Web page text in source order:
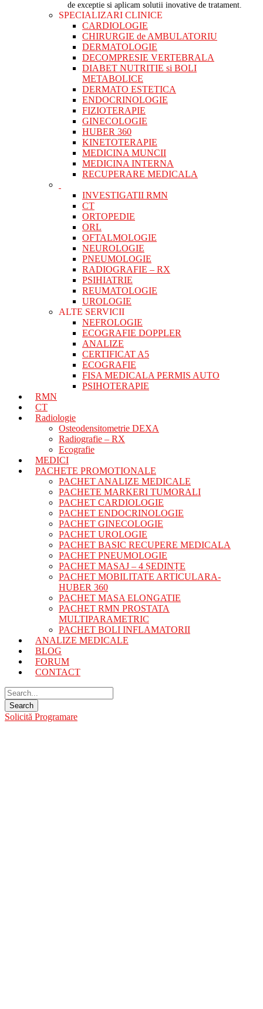
de exceptie si aplicam solutii inovative de tratament.
SPECIALIZARI CLINICE
CARDIOLOGIE
CHIRURGIE de AMBULATORIU
DERMATOLOGIE
DECOMPRESIE VERTEBRALA
DIABET NUTRITIE si BOLI
METABOLICE
DERMATO ESTETICA
ENDOCRINOLOGIE
FIZIOTERAPIE
GINECOLOGIE
HUBER 360
KINETOTERAPIE
MEDICINA MUNCII
MEDICINA INTERNA
RECUPERARE MEDICALA
INVESTIGATII RMN
CT
ORTOPEDIE
ORL
OFTALMOLOGIE
NEUROLOGIE
PNEUMOLOGIE
RADIOGRAFIE – RX
PSIHIATRIE
REUMATOLOGIE
UROLOGIE
ALTE SERVICII
NEFROLOGIE
ECOGRAFIE DOPPLER
ANALIZE
CERTIFICAT A5
ECOGRAFIE
FISA MEDICALA PERMIS AUTO
PSIHOTERAPIE
RMN
CT
Radiologie
Osteodensitometrie DEXA
Radiografie – RX
Ecografie
MEDICI
PACHETE PROMOTIONALE
PACHET ANALIZE MEDICALE
PACHETE MARKERI TUMORALI
PACHET CARDIOLOGIE
PACHET ENDOCRINOLOGIE
PACHET GINECOLOGIE
PACHET UROLOGIE
PACHET BASIC RECUPERE MEDICALA
PACHET PNEUMOLOGIE
PACHET MASAJ – 4 ȘEDINȚE
PACHET MOBILITATE ARTICULARA-
HUBER 360
PACHET MASA ELONGATIE
PACHET RMN PROSTATA
MULTIPARAMETRIC
PACHET BOLI INFLAMATORII
ANALIZE MEDICALE
BLOG
FORUM
CONTACT
Solicită Programare